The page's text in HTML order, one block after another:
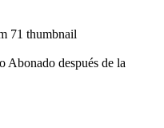
Abonado después de la